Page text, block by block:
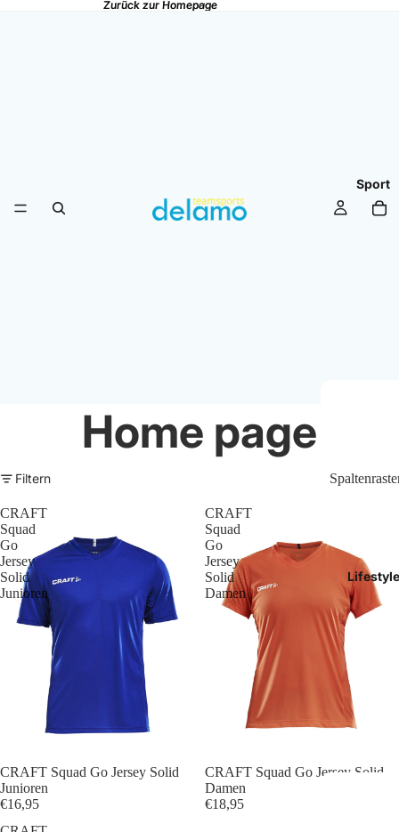
Zurück zur Homepage
Zurück zur Homepage
Sport
Lifestyle
Home page
Filtern
CRAFT
Squad
Go
Jersey
Solid
Junioren
CRAFT Squad Go Jersey Solid
Junioren
€16,95
CRAFT
Squad
Go
Jersey
Solid
Damen
CRAFT Squad Go Jersey Solid
Damen
€18,95